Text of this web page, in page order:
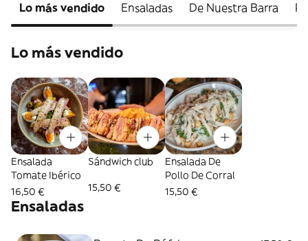
Lo más vendido Ensaladas De Nuestra Barra
Lo más vendido
Ensalada
Tomate Ibérico
16,50 €
Sándwich club
15,50 €
Ensalada De
Pollo De Corral
15,50 €
Ensaladas